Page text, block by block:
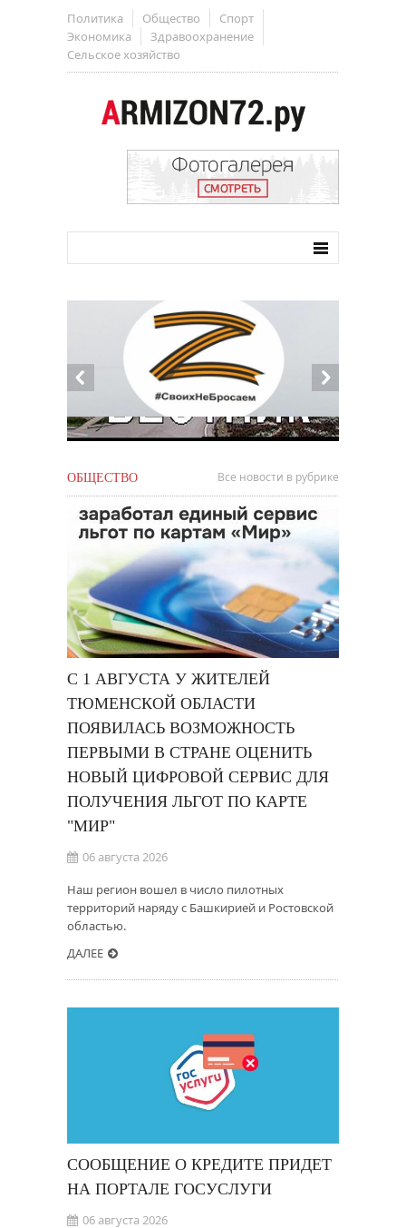
Политика Общество
Спорт
Экономика
Здравоохранение
Сельское хозяйство
ОБЩЕСТВО Все новости в рубрике
С 1 АВГУСТА У ЖИТЕЛЕЙ
ТЮМЕНСКОЙ ОБЛАСТИ
ПОЯВИЛАСЬ ВОЗМОЖНОСТЬ
ПЕРВЫМИ В СТРАНЕ ОЦЕНИТЬ
НОВЫЙ ЦИФРОВОЙ СЕРВИС ДЛЯ
ПОЛУЧЕНИЯ ЛЬГОТ ПО КАРТЕ
"МИР"
06 августа 2026
Наш регион вошел в число пилотных
территорий наряду с Башкирией и Ростовской
областью.
ДАЛЕЕ
СООБЩЕНИЕ О КРЕДИТЕ ПРИДЕТ
НА ПОРТАЛЕ ГОСУСЛУГИ
06 августа 2026